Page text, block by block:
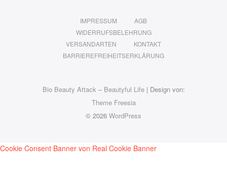
IMPRESSUM
AGB
WIDERRUFSBELEHRUNG
VERSANDARTEN
KONTAKT
BARRIEREFREIHEITSERKLÄRUNG
Bio Beauty Attack – Beautyful Life| Design von:
Theme Freesia
© 2026 WordPress
Cookie Consent Banner von Real Cookie Banner